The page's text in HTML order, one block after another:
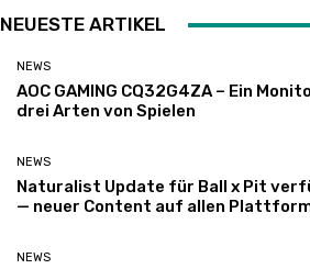
NEUESTE ARTIKEL
NEWS
AOC GAMING CQ32G4ZA – Ein
drei Arten von Spielen
NEWS
Naturalist Update für Ball x Pit
— neuer Content auf allen
NEWS